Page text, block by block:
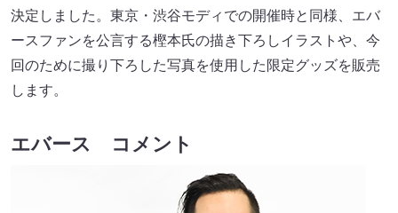
決定しました。東京・渋谷モディでの開催時と同様、エバ
ースファンを公言する樫本氏の描き下ろしイラストや、今
回のために撮り下ろした写真を使用した限定グッズを販売
します。
エバース コメント